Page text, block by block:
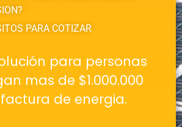
PARA COTIZAR
para personas
mas de $1.000.000
de energia.